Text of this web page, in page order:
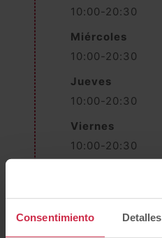
Consentimiento Detalles
10:00-20:30
Miércoles
10:00-20:30
Jueves
10:00-20:30
Viernes
10:00-20:30
Domingo
Cerrado